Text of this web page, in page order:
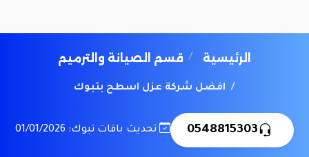
الرئيسية قسم الصيانة والترميم
افضل شركة عزل اسطح بتبوك
0548815303 تحديث باقات تبوك: 01/01/2026